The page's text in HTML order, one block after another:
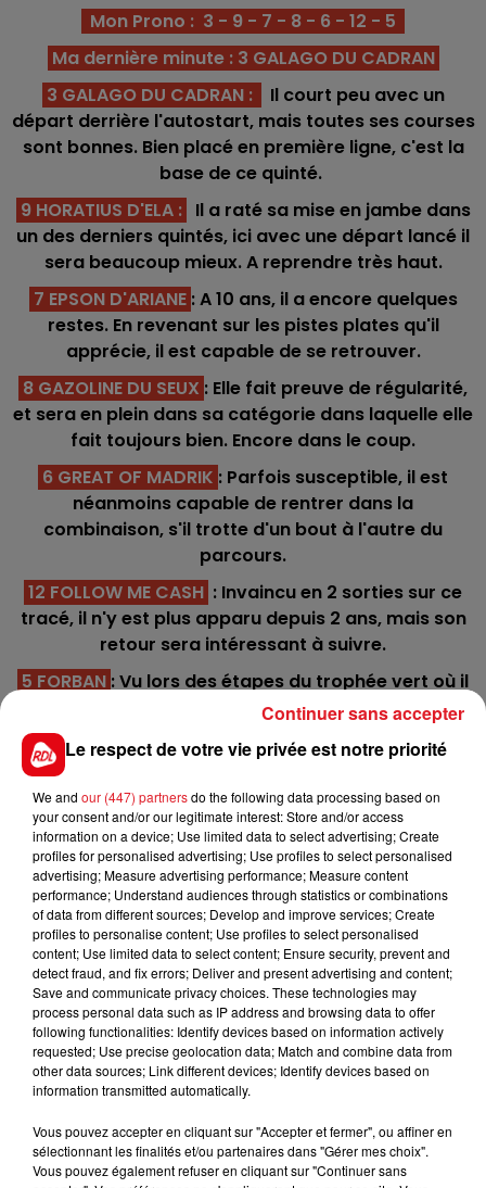
Mon Prono : 3 - 9 - 7 - 8 - 6 - 12 - 5
Ma dernière minute : 3 GALAGO DU CADRAN
3 GALAGO DU CADRAN :
Il court peu avec un
départ derrière l'autostart, mais toutes ses courses
sont bonnes. Bien placé en première ligne, c'est la
base de ce quinté.
9 HORATIUS D'ELA : Il a raté sa mise en jambe dans
un des derniers quintés, ici avec une départ lancé il
sera beaucoup mieux. A reprendre très haut.
7 EPSON D'ARIANE : A 10 ans, il a encore quelques
restes. En revenant sur les pistes plates qu'il
apprécie, il est capable de se retrouver.
8 GAZOLINE DU SEUX : Elle fait preuve de régularité,
et sera en plein dans sa catégorie dans laquelle elle
fait toujours bien. Encore dans le coup.
6 GREAT OF MADRIK : Parfois susceptible, il est
néanmoins capable de rentrer dans la
combinaison, s'il trotte d'un bout à l'autre du
parcours.
12 FOLLOW ME CASH : Invaincu en 2 sorties sur ce
tracé, il n'y est plus apparu depuis 2 ans, mais son
retour sera intéressant à suivre.
5 FORBAN : Vu lors des étapes du trophée vert où il
a repris un bon degré de forme, il tentera là-dessus
et sur son numéro de créer une bonne surprise.
En direct des pistes :
Les notes du Croisé-Laroche :
Enghien (R1) : 403 I FEEL PRETTY
FILS D'ACTUS
Le respect de votre vie privée est notre priorité
We and our (447) partnersdo the following data processing based on
your consent and/or our legitimate interest: Store and/or access
information on a device; Use limited data to select advertising; Create
profiles for personalised advertising; Use profiles to select personalised
advertising; Measure advertising performance; Measure content
performance; Understand audiences through statistics or combinations
of data from different sources; Develop and improve services; Create
profiles to personalise content; Use profiles to select personalised
content; Use limited data to select content; Ensure security, prevent and
detect fraud, and fix errors; Deliver and present advertising and content;
Save and communicate privacy choices. These technologies may
process personal data such as IP address and browsing data to offer
following functionalities: Identify devices based on information actively
requested; Use precise geolocation data; Match and combine data from
other data sources; Link different devices; Identify devices based on
information transmitted automatically.
Vous pouvez accepter en cliquant sur "Accepter et fermer", ou affiner en
sélectionnant les finalités et/ou partenaires dans "Gérer mes choix".
Vous pouvez également refuser en cliquant sur "Continuer sans
Continuer sans accepter